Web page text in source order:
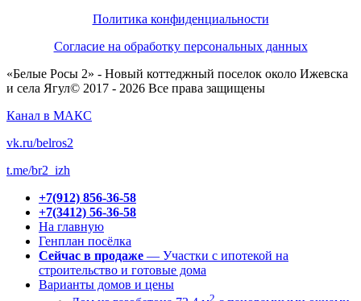
Политика конфиденциальности
Согласие на обработку персональных данных
«Белые Росы 2» - Новый коттеджный поселок около Ижевска
и села Ягул© 2017 - 2026 Все права защищены
Канал в МАКС
vk.ru/belros2
t.me/br2_izh
+7(912) 856-36-58
+7(3412) 56-36-58
На главную
Генплан посёлка
Сейчас в продаже — Участки с ипотекой на
строительство и готовые дома
Варианты домов и цены
2